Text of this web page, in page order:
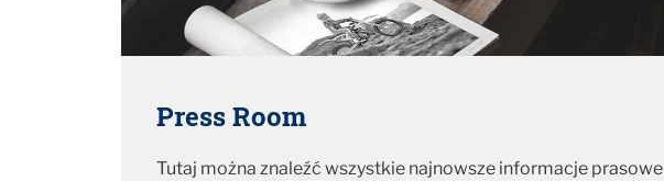
Press Room
Tutaj można znaleźć wszystkie najnowsze informacje prasowe